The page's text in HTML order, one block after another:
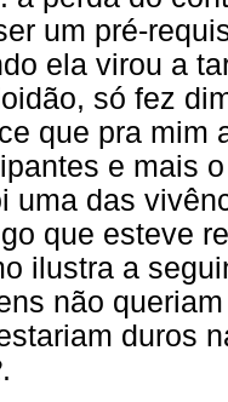
um pré-
ela virou a
só fez
que pra mim
e mais
uma das
que esteve
ilustra a
não
duros
.